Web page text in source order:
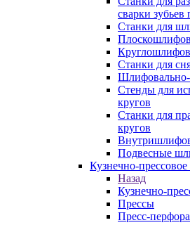
сварки зубьев
Станки для
Станки для
Шлифовально-
Стенды для
кругов
Станки для
кругов
Подвесные
Кузнечно-
Назад
Кузнечно-
Прессы
Пресс-